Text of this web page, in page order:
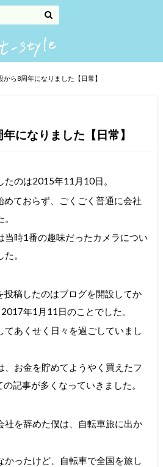
から8周年になりました【日常】
になりました【日常】
たのは2015年11月10日。
めておらず、ごくごく普通に会社
当時1番の趣味だったカメラについ
。
投稿したのはブログを開設してか
年1月11日のことでした。
てあくせく日々を過ごしていまし
、お金を貯めてようやく買えたフ
記事が多くなっていきました。
社を辞めた僕は、自転車旅に出か
かったけど、自転車で全国を旅し